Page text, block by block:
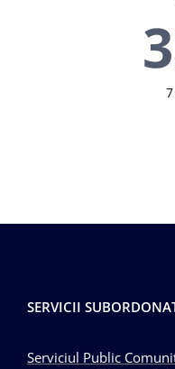
SERVICII
Serviciul Public